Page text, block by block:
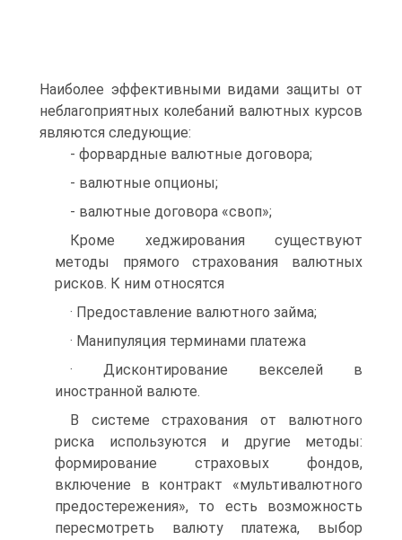
Наиболее эффективными видами защиты от
неблагоприятных колебаний валютных курсов
являются следующие:
- форвардные валютные договора;
- валютные опционы;
- валютные договора «своп»;
Кроме хеджирования существуют
методы прямого страхования валютных
рисков. К ним относятся
· Предоставление валютного займа;
· Манипуляция терминами платежа
· Дисконтирование векселей в
иностранной валюте.
В системе страхования от валютного
риска используются и другие методы:
формирование страховых фондов,
включение в контракт «мультивалютного
предостережения», то есть возможность
пересмотреть валюту платежа, выбор